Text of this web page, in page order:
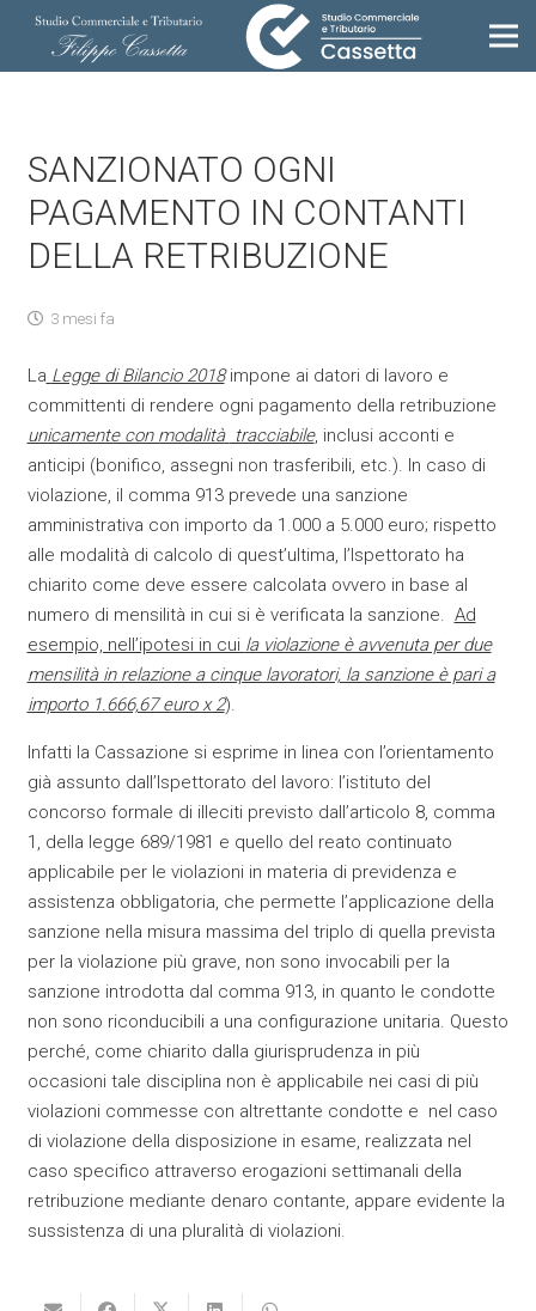
SANZIONATO OGNI
PAGAMENTO IN CONTANTI
DELLA RETRIBUZIONE
3 mesi fa
La Legge di Bilancio 2018impone ai datori di lavoro e
committenti di rendere ogni pagamento della retribuzione
unicamente con modalità tracciabile, inclusi acconti e
anticipi (bonifico, assegni non trasferibili, etc.). In caso di
violazione, il comma 913 prevede una sanzione
amministrativa con importo da 1.000 a 5.000 euro; rispetto
alle modalità di calcolo di quest’ultima, l’Ispettorato ha
chiarito come deve essere calcolata ovvero in base al
numero di mensilità in cui si è verificata la sanzione. Ad
esempio, nell’ipotesi in cui la violazione è avvenuta per due
mensilità in relazione a cinque lavoratori, la sanzione è pari a
importo 1.666,67 euro x 2).
Infatti la Cassazione si esprime in linea con l’orientamento
già assunto dall’Ispettorato del lavoro: l’istituto del
concorso formale di illeciti previsto dall’articolo 8, comma
1, della legge 689/1981 e quello del reato continuato
applicabile per le violazioni in materia di previdenza e
assistenza obbligatoria, che permette l’applicazione della
sanzione nella misura massima del triplo di quella prevista
per la violazione più grave, non sono invocabili per la
sanzione introdotta dal comma 913, in quanto le condotte
non sono riconducibili a una configurazione unitaria. Questo
perché, come chiarito dalla giurisprudenza in più
occasioni tale disciplina non è applicabile nei casi di più
violazioni commesse con altrettante condotte e nel caso
di violazione della disposizione in esame, realizzata nel
caso specifico attraverso erogazioni settimanali della
retribuzione mediante denaro contante, appare evidente la
sussistenza di una pluralità di violazioni.